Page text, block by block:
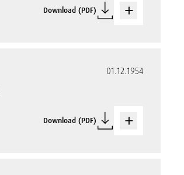
Download (PDF)
01.12.1954
Download (PDF)